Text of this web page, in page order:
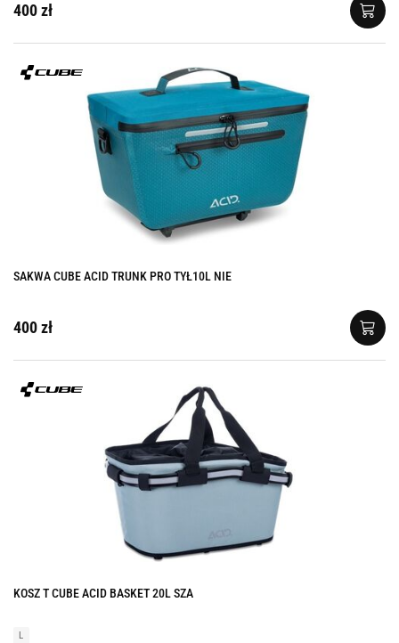
400 zł
SAKWA CUBE ACID TRUNK PRO TYŁ10L NIE
400 zł
KOSZ T CUBE ACID BASKET 20L SZA
L